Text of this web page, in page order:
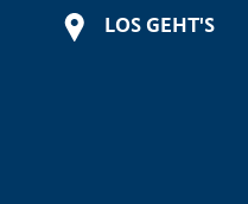
LOS GEHT'S